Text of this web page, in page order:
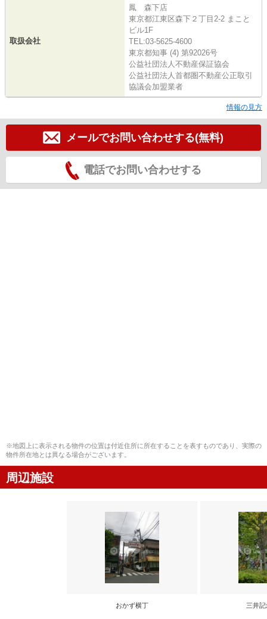
取扱会社
鳳 森下店
東京都江東区森下２丁目2-2 まこと
ビル1F
TEL:03-5625-4600
東京都知事 (4) 第92026号
公益社団法人不動産保証協会
公益社団法人首都圏不動産公正取引
協議会加盟業者
情報の見方
メールでお問い合わせする(無料)
電話でお問い合わせする
※地図上に表示される物件の位置は付近住所に所在することを表すものであり、実際の
物件所在地とは異なる場合がございます。
周辺施設
おかず横丁 三井